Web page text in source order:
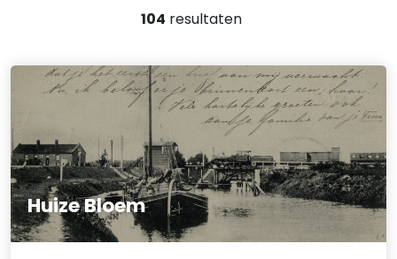
104 resultaten
Huize Bloem